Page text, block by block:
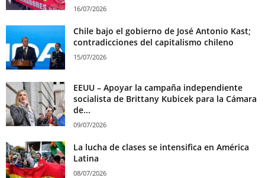
16/07/2026
Chile bajo el gobierno de José Antonio Kast;
contradicciones del capitalismo chileno
15/07/2026
EEUU – Apoyar la campaña independiente
socialista de Brittany Kubicek para la Cámara
de...
09/07/2026
La lucha de clases se intensifica en América
Latina
08/07/2026